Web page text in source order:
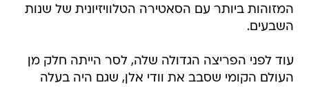
המזוהות ביותר עם הסאטירה הטלוויזיונית של שנות
השבעים.
עוד לפני הפריצה הגדולה שלה, לסר הייתה חלק מן
העולם הקומי שסבב את וודי אלן, שגם היה בעלה